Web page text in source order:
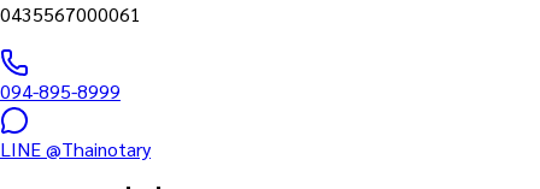
0435567000061
094-895-8999
LINE@Thainotary